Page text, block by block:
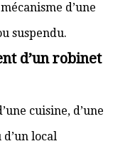
d’une
suspendu.
d’un robinet
cuisine, d’une
local